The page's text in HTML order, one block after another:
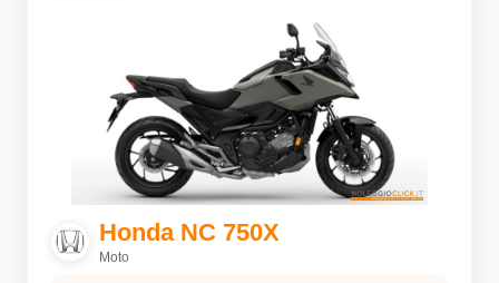
Honda NC 750X
Moto